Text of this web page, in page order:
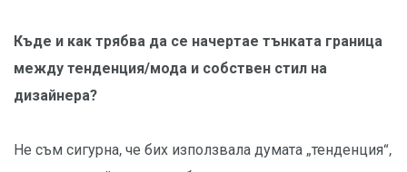
Къде и как трябва да се начертае тънката граница
между тенденция/мода и собствен стил на
дизайнера?
Не съм сигурна, че бих използвала думата „тенденция“,